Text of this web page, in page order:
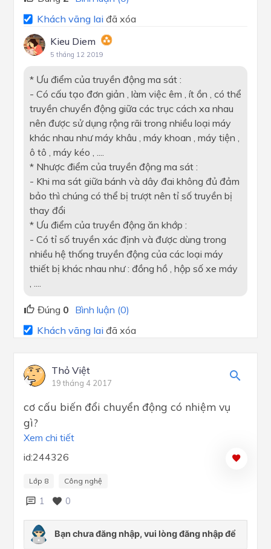
Khách vãng lai đã xóa
Kieu Diem
5 tháng 12 2019
* Ưu điểm của truyền động ma sát :
- Có cấu tạo đơn giản , làm việc êm , ít ồn , có thể
truyền chuyển động giữa các trục cách xa nhau
nên được sử dụng rộng rãi trong nhiều loại máy
khác nhau như máy khâu , máy khoan , máy tiện ,
ô tô , máy kéo , ....
* Nhược điểm của truyền động ma sát :
- Khi ma sát giữa bánh và dây đai không đủ đảm
bảo thì chúng có thể bị trượt nên tỉ số truyền bị
thay đổi
* Ưu điểm của truyền động ăn khớp :
- Có tỉ số truyền xác định và được dùng trong
nhiều hệ thống truyền động của các loại máy
thiết bị khác nhau như : đồng hồ , hộp số xe máy
, ....
Đúng 0 Bình luận (0)
Khách vãng lai đã xóa
Thỏ Việt
19 tháng 4 2017
cơ cấu biến đổi chuyển động có nhiệm vụ
gì?
Xem chi tiết
id:244326
Lớp 8 Công nghệ
1 0